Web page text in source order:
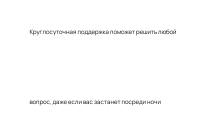
Круглосуточная поддержка поможет решить любой
вопрос, даже если вас застанет посреди ночи